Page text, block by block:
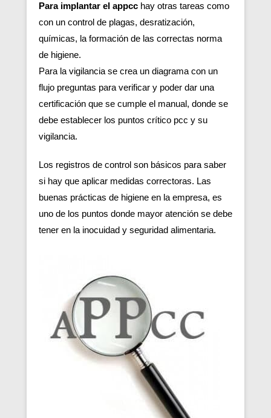
Para implantar el appcc hay otras tareas como
con un control de plagas, desratización,
químicas, la formación de las correctas norma
de higiene.
Para la vigilancia se crea un diagrama con un
flujo preguntas para verificar y poder dar una
certificación que se cumple el manual, donde se
debe establecer los puntos crítico pcc y su
vigilancia.
Los registros de control son básicos para saber
si hay que aplicar medidas correctoras. Las
buenas prácticas de higiene en la empresa, es
uno de los puntos donde mayor atención se debe
tener en la inocuidad y seguridad alimentaria.